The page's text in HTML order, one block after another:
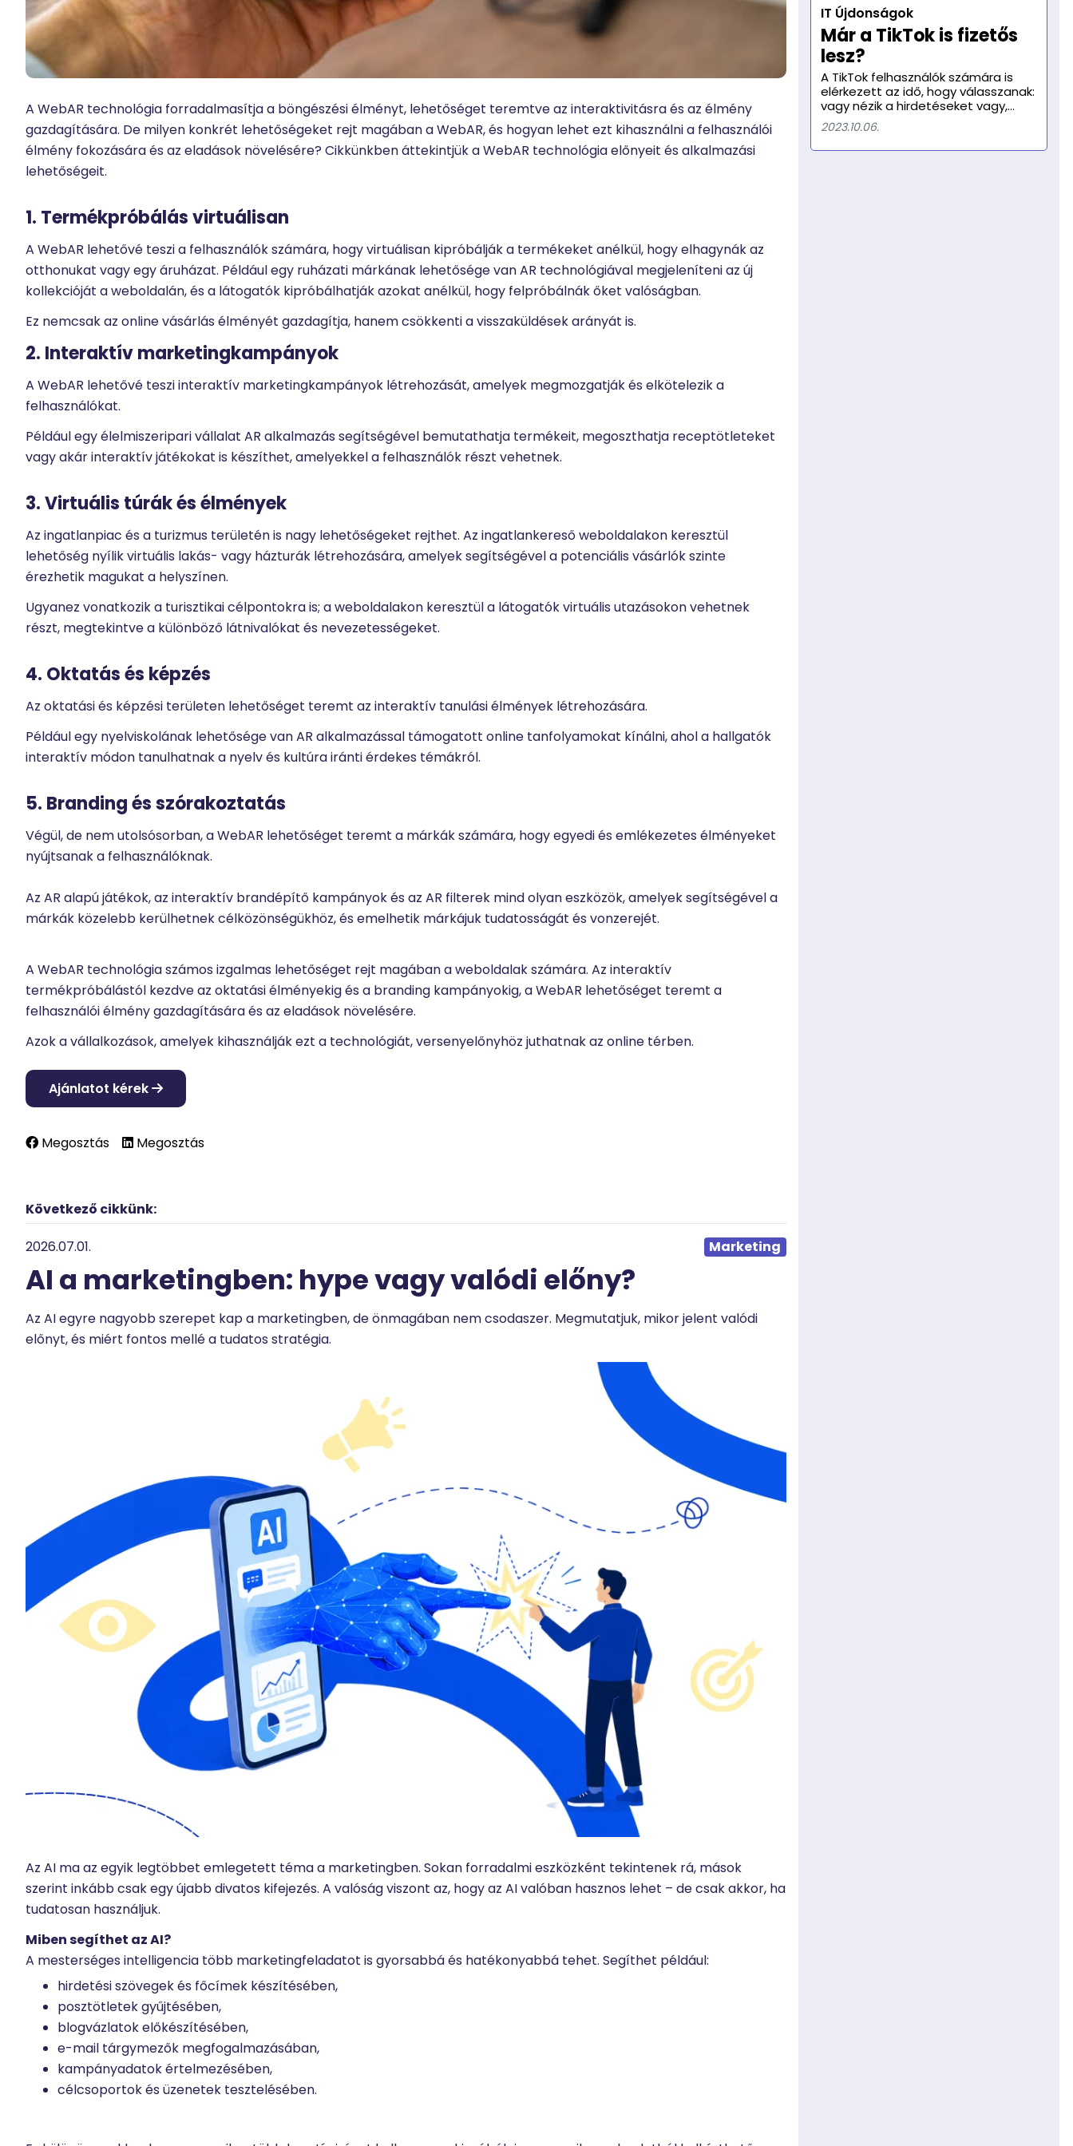
A WebAR technológia forradalmasítja a böngészési élményt, lehetőséget teremtve az interaktivitásra és az élmény
gazdagítására. De milyen konkrét lehetőségeket rejt magában a WebAR, és hogyan lehet ezt kihasználni a felhasználói
élmény fokozására és az eladások növelésére? Cikkünkben áttekintjük a WebAR technológia előnyeit és alkalmazási
lehetőségeit.
1. Termékpróbálás virtuálisan
A WebAR lehetővé teszi a felhasználók számára, hogy virtuálisan kipróbálják a termékeket anélkül, hogy elhagynák az
otthonukat vagy egy áruházat. Például egy ruházati márkának lehetősége van AR technológiával megjeleníteni az új
kollekcióját a weboldalán, és a látogatók kipróbálhatják azokat anélkül, hogy felpróbálnák őket valóságban.
Ez nemcsak az online vásárlás élményét gazdagítja, hanem csökkenti a visszaküldések arányát is.
2. Interaktív marketingkampányok
A WebAR lehetővé teszi interaktív marketingkampányok létrehozását, amelyek megmozgatják és elkötelezik a
felhasználókat.
Például egy élelmiszeripari vállalat AR alkalmazás segítségével bemutathatja termékeit, megoszthatja receptötleteket
vagy akár interaktív játékokat is készíthet, amelyekkel a felhasználók részt vehetnek.
3. Virtuális túrák és élmények
Az ingatlanpiac és a turizmus területén is nagy lehetőségeket rejthet. Az ingatlankereső weboldalakon keresztül
lehetőség nyílik virtuális lakás- vagy házturák létrehozására, amelyek segítségével a potenciális vásárlók szinte
érezhetik magukat a helyszínen.
Ugyanez vonatkozik a turisztikai célpontokra is; a weboldalakon keresztül a látogatók virtuális utazásokon vehetnek
részt, megtekintve a különböző látnivalókat és nevezetességeket.
4. Oktatás és képzés
Az oktatási és képzési területen lehetőséget teremt az interaktív tanulási élmények létrehozására.
Például egy nyelviskolának lehetősége van AR alkalmazással támogatott online tanfolyamokat kínálni, ahol a hallgatók
interaktív módon tanulhatnak a nyelv és kultúra iránti érdekes témákról.
5. Branding és szórakoztatás
Végül, de nem utolsósorban, a WebAR lehetőséget teremt a márkák számára, hogy egyedi és emlékezetes élményeket
nyújtsanak a felhasználóknak.
Az AR alapú játékok, az interaktív brandépítő kampányok és az AR filterek mind olyan eszközök, amelyek segítségével a
márkák közelebb kerülhetnek célközönségükhöz, és emelhetik márkájuk tudatosságát és vonzerejét.
A WebAR technológia számos izgalmas lehetőséget rejt magában a weboldalak számára. Az interaktív
termékpróbálástól kezdve az oktatási élményekig és a branding kampányokig, a WebAR lehetőséget teremt a
felhasználói élmény gazdagítására és az eladások növelésére.
Azok a vállalkozások, amelyek kihasználják ezt a technológiát, versenyelőnyhöz juthatnak az online térben.
Ajánlatot kérek
Megosztás Megosztás
számára is elengedhetetlen. Ebben
a cikkben összefoglaljuk, hogy miért
olyan fontos az online jelenlét.
IT Újdonságok
Már a TikTok is fizetős
lesz?
A TikTok felhasználók számára is
elérkezett az idő, hogy válasszanak:
vagy nézik a hirdetéseket vagy,
hogy elkerüljék azokat, inkább
fizetnek!
2023.10.06.
Következő cikkünk:
2026.07.01. Marketing
AI a marketingben: hype vagy valódi előny?
Az AI egyre nagyobb szerepet kap a marketingben, de önmagában nem csodaszer. Megmutatjuk, mikor jelent valódi
előnyt, és miért fontos mellé a tudatos stratégia.
Az AI ma az egyik legtöbbet emlegetett téma a marketingben. Sokan forradalmi eszközként tekintenek rá, mások
szerint inkább csak egy újabb divatos kifejezés. A valóság viszont az, hogy az AI valóban hasznos lehet – de csak akkor, ha
tudatosan használjuk.
Miben segíthet az AI?
A mesterséges intelligencia több marketingfeladatot is gyorsabbá és hatékonyabbá tehet. Segíthet például:
hirdetési szövegek és főcímek készítésében,
posztötletek gyűjtésében,
blogvázlatok előkészítésében,
e-mail tárgymezők megfogalmazásában,
kampányadatok értelmezésében,
célcsoportok és üzenetek tesztelésében.